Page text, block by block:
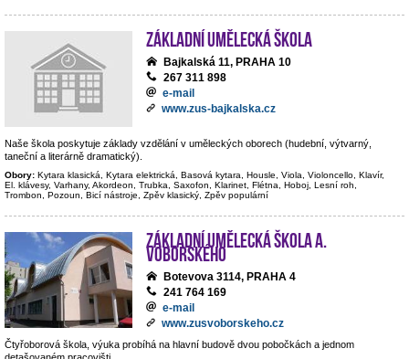
Základní umělecká škola
Bajkalská 11, PRAHA 10
267 311 898
e-mail
www.zus-bajkalska.cz
Naše škola poskytuje základy vzdělání v uměleckých oborech (hudební, výtvarný,
taneční a literárně dramatický).
Obory: Kytara klasická, Kytara elektrická, Basová kytara, Housle, Viola, Violoncello, Klavír,
El. klávesy, Varhany, Akordeon, Trubka, Saxofon, Klarinet, Flétna, Hoboj, Lesní roh,
Trombon, Pozoun, Bicí nástroje, Zpěv klasický, Zpěv populární
Základní umělecká škola A.
Voborského
Botevova 3114, PRAHA 4
241 764 169
e-mail
www.zusvoborskeho.cz
Čtyřoborová škola, výuka probíhá na hlavní budově dvou pobočkách a jednom